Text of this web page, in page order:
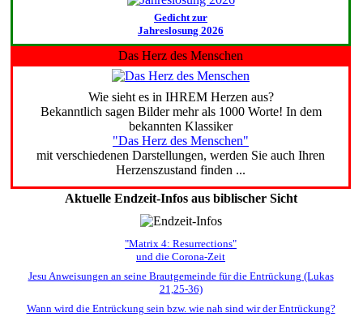
Gedicht zur
Jahreslosung 2026
Das Herz des Menschen
Wie sieht es in IHREM Herzen aus?
Bekanntlich sagen Bilder mehr als 1000 Worte! In dem
bekannten Klassiker
"Das Herz des Menschen"
mit verschiedenen Darstellungen, werden Sie auch Ihren
Herzenszustand finden ...
Aktuelle Endzeit-Infos aus biblischer Sicht
"Matrix 4: Resurrections"
und die Corona-Zeit
Jesu Anweisungen an seine Brautgemeinde für die Entrückung (Lukas
21,25-36)
Wann wird die Entrückung sein bzw. wie nah sind wir der Entrückung?